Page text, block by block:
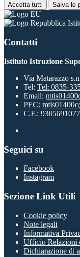
Accetta tutti Salva le
Contatti
Istituto Istruzione
Via Matarazzo
Tel: Tel: 0835-
Email:
PEC:
C.F.:
Seguici su
Facebook
Instagram
Sezione Link Utili
Cookie policy
Note legali
Informativa
Ufficio Relazioni
Dichiarazione di